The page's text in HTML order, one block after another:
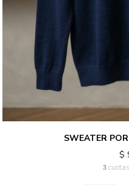
SWEATER
$
3